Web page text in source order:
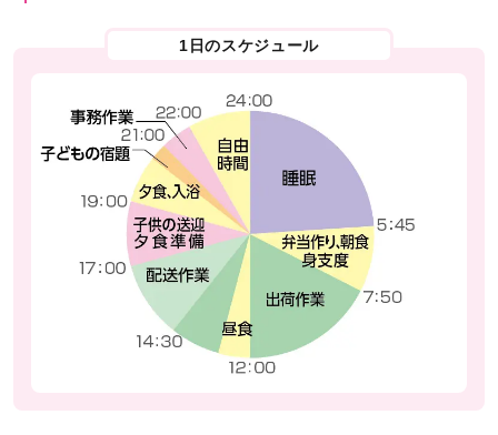
1日のスケジュール